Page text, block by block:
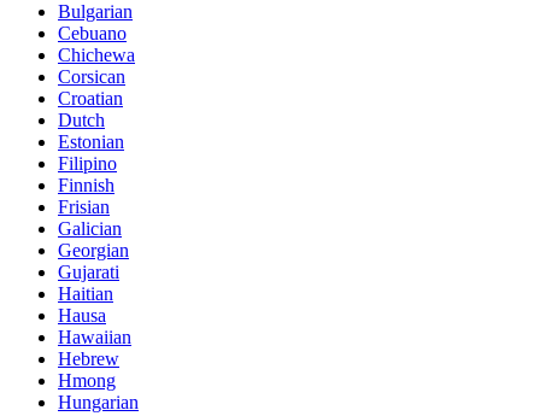
Bulgarian
Cebuano
Chichewa
Corsican
Croatian
Dutch
Estonian
Filipino
Finnish
Frisian
Galician
Georgian
Gujarati
Haitian
Hausa
Hawaiian
Hebrew
Hmong
Hungarian